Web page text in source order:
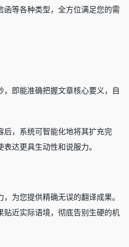
等各种类型，全方位满足您的需
即能准确把握文章核心要义，自
后，系统可智能化地将其扩充完
达更具生动性和说服力。
为您提供精确无误的翻译成果。
贴近实际语境，彻底告别生硬的机